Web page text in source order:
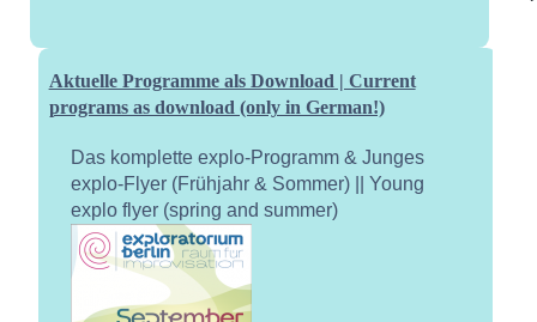
Aktuelle Programme als Download | Current
programs as download (only in German!)
Das komplette explo-Programm & Junges
explo-Flyer (Frühjahr & Sommer) || Young
explo flyer (spring and summer)